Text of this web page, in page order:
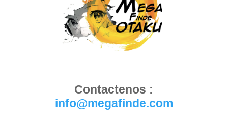
Contactenos :
info@megafinde.com